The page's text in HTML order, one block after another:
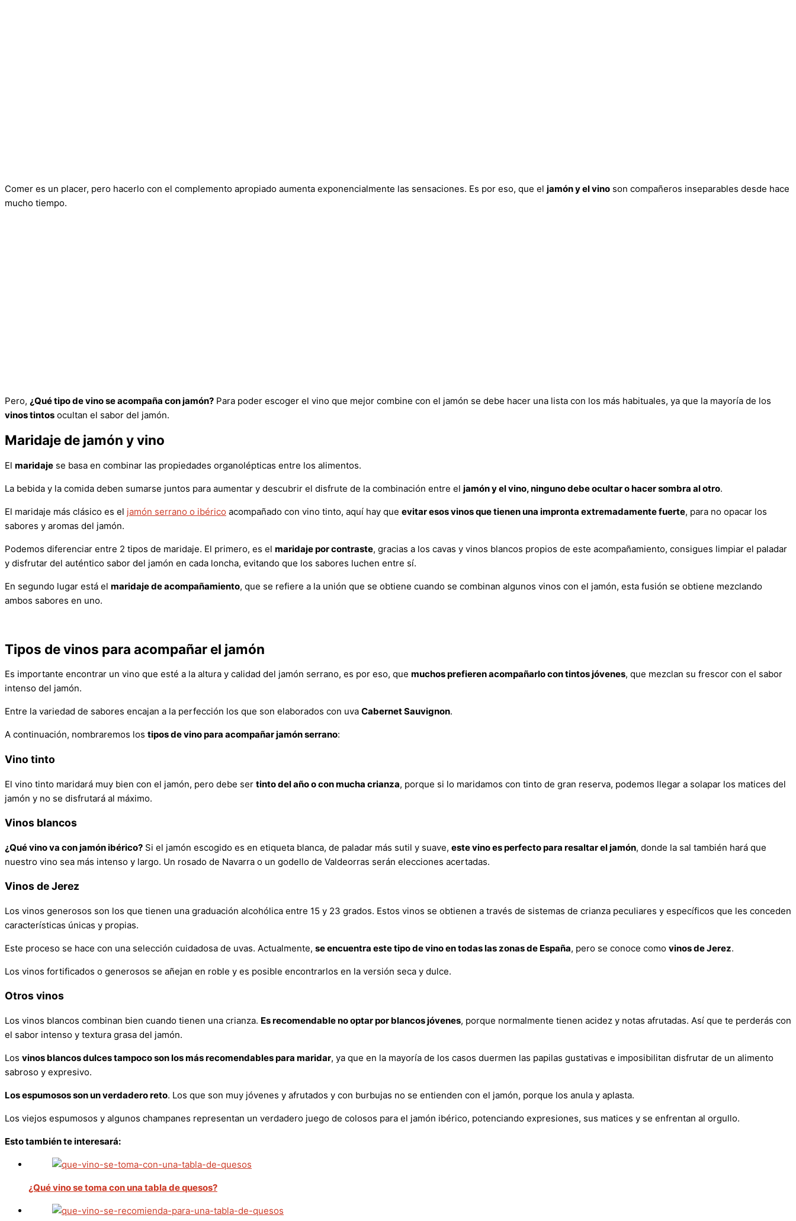
Comer es un placer, pero hacerlo con el complemento apropiado aumenta exponencialmente las sensaciones. Es por eso, que el jamón y el vino son compañeros inseparables desde hace
mucho tiempo.
Pero, ¿Qué tipo de vino se acompaña con jamón? Para poder escoger el vino que mejor combine con el jamón se debe hacer una lista con los más habituales, ya que la mayoría de los
vinos tintos ocultan el sabor del jamón.
Maridaje de jamón y vino
El maridaje se basa en combinar las propiedades organolépticas entre los alimentos.
La bebida y la comida deben sumarse juntos para aumentar y descubrir el disfrute de la combinación entre el jamón y el vino, ninguno debe ocultar o hacer sombra al otro.
El maridaje más clásico es el jamón serrano o ibérico acompañado con vino tinto, aquí hay que evitar esos vinos que tienen una impronta extremadamente fuerte, para no opacar los
sabores y aromas del jamón.
Podemos diferenciar entre 2 tipos de maridaje. El primero, es el maridaje por contraste, gracias a los cavas y vinos blancos propios de este acompañamiento, consigues limpiar el paladar
y disfrutar del auténtico sabor del jamón en cada loncha, evitando que los sabores luchen entre sí.
En segundo lugar está el maridaje de acompañamiento, que se refiere a la unión que se obtiene cuando se combinan algunos vinos con el jamón, esta fusión se obtiene mezclando
ambos sabores en uno.
Tipos de vinos para acompañar el jamón
Es importante encontrar un vino que esté a la altura y calidad del jamón serrano, es por eso, que muchos prefieren acompañarlo con tintos jóvenes, que mezclan su frescor con el sabor
intenso del jamón.
Entre la variedad de sabores encajan a la perfección los que son elaborados con uva Cabernet Sauvignon.
A continuación, nombraremos los tipos de vino para acompañar jamón serrano:
Vino tinto
El vino tinto maridará muy bien con el jamón, pero debe ser tinto del año o con mucha crianza, porque si lo maridamos con tinto de gran reserva, podemos llegar a solapar los matices del
jamón y no se disfrutará al máximo.
Vinos blancos
¿Qué vino va con jamón ibérico? Si el jamón escogido es en etiqueta blanca, de paladar más sutil y suave, este vino es perfecto para resaltar el jamón, donde la sal también hará que
nuestro vino sea más intenso y largo. Un rosado de Navarra o un godello de Valdeorras serán elecciones acertadas.
Vinos de Jerez
Los vinos generosos son los que tienen una graduación alcohólica entre 15 y 23 grados. Estos vinos se obtienen a través de sistemas de crianza peculiares y específicos que les conceden
características únicas y propias.
Este proceso se hace con una selección cuidadosa de uvas. Actualmente, se encuentra este tipo de vino en todas las zonas de España, pero se conoce como vinos de Jerez.
Los vinos fortificados o generosos se añejan en roble y es posible encontrarlos en la versión seca y dulce.
Otros vinos
Los vinos blancos combinan bien cuando tienen una crianza. Es recomendable no optar por blancos jóvenes, porque normalmente tienen acidez y notas afrutadas. Así que te perderás con
el sabor intenso y textura grasa del jamón.
Los vinos blancos dulces tampoco son los más recomendables para maridar, ya que en la mayoría de los casos duermen las papilas gustativas e imposibilitan disfrutar de un alimento
sabroso y expresivo.
Los espumosos son un verdadero reto. Los que son muy jóvenes y afrutados y con burbujas no se entienden con el jamón, porque los anula y aplasta.
Los viejos espumosos y algunos champanes representan un verdadero juego de colosos para el jamón ibérico, potenciando expresiones, sus matices y se enfrentan al orgullo.
Esto también te interesará:
¿Qué vino se toma con una tabla de quesos?